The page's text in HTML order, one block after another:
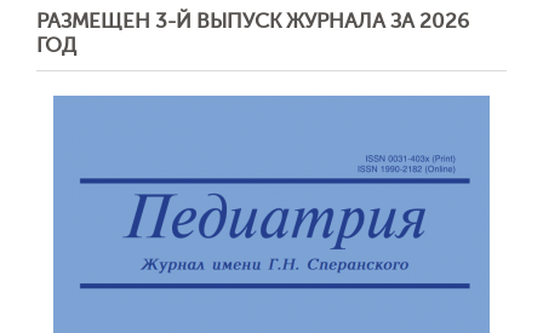
РАЗМЕЩЕН 3-Й ВЫПУСК ЖУРНАЛА ЗА 2026
ГОД